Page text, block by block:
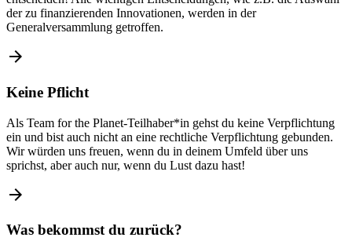
der zu finanzierenden Innovationen, werden in der
Generalversammlung getroffen.
arrow_forward
Keine Pflicht
Als Team for the Planet-Teilhaber*in gehst du keine Verpflichtung
ein und bist auch nicht an eine rechtliche Verpflichtung gebunden.
Wir würden uns freuen, wenn du in deinem Umfeld über uns
sprichst, aber auch nur, wenn du Lust dazu hast!
arrow_forward
Was bekommst du zurück?